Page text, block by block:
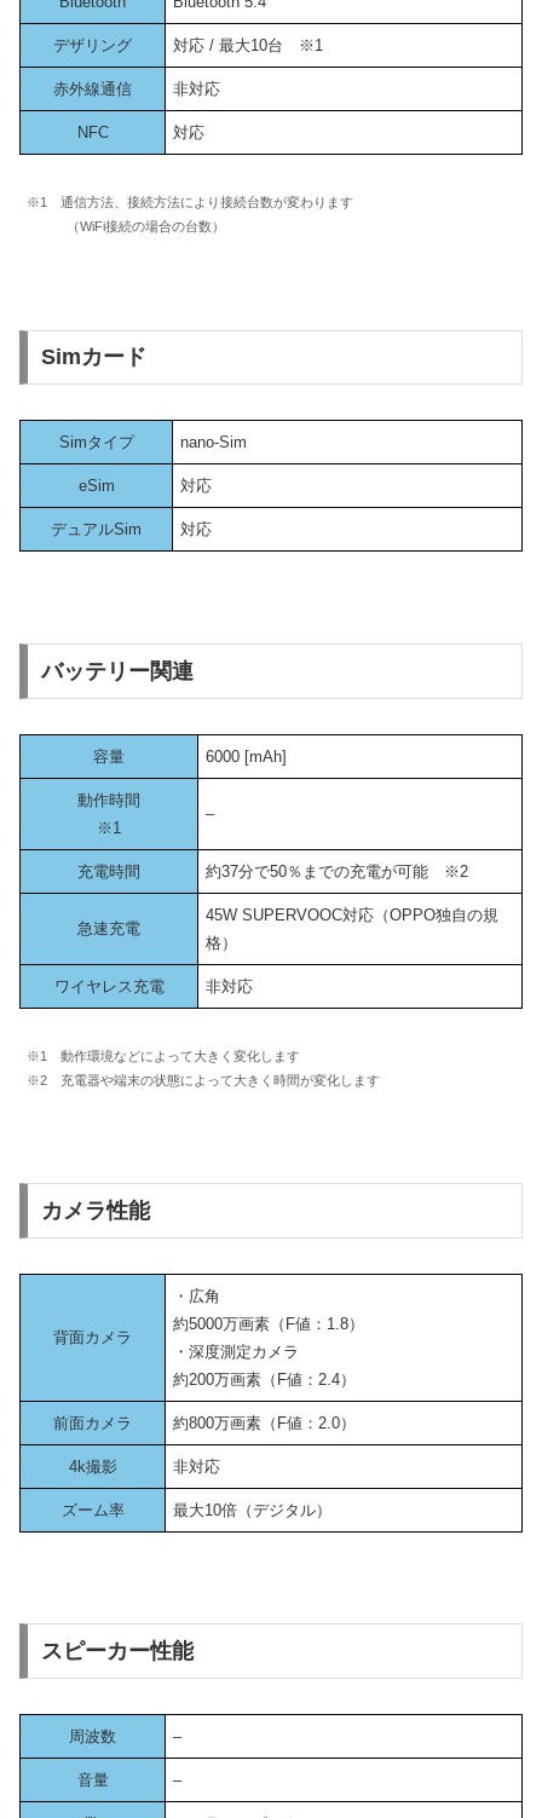
デザリング 対応 / 最大10台 ※1
赤外線通信 非対応
NFC 対応
※1 通信方法、接続方法により接続台数が変わります
（WiFi接続の場合の台数）
Simカード
Simタイプ nano-Sim
eSim 対応
デュアルSim 対応
バッテリー関連
容量 6000 [mAh]
動作時間
※1
–
充電時間 約37分で50％までの充電が可能 ※2
急速充電
45W SUPERVOOC対応（OPPO独自の規
格）
ワイヤレス充電 非対応
※1 動作環境などによって大きく変化します
※2 充電器や端末の状態によって大きく時間が変化します
カメラ性能
背面カメラ
・広角
約5000万画素（F値：1.8）
・深度測定カメラ
約200万画素（F値：2.4）
前面カメラ 約800万画素（F値：2.0）
4k撮影 非対応
ズーム率 最大10倍（デジタル）
スピーカー性能
周波数 –
音量 –